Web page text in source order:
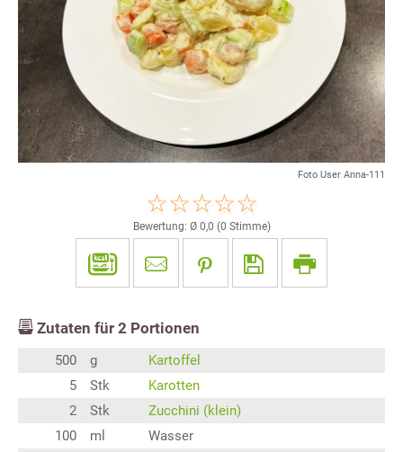
Foto User Anna-111
Bewertung: Ø 0,0 (0 Stimme)
Zutaten für 2 Portionen
500 g
Kartoffel
5
Stk
Karotten
2
Stk
Zucchini (klein)
100
ml
Wasser